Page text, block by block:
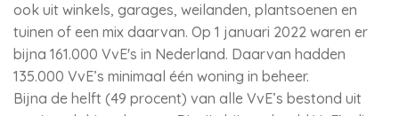
ook uit winkels, garages, weilanden, plantsoenen en
tuinen of een mix daarvan. Op 1 januari 2022 waren er
bijna 161.000 VvE's in Nederland. Daarvan hadden
135.000 VvE’s minimaal één woning in beheer.
Bijna de helft (49 procent) van alle VvE’s bestond uit